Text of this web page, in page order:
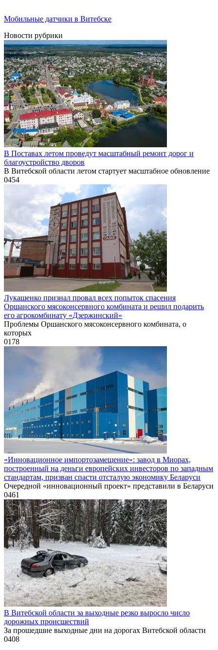
Мобильные датчики в Витебске
Новости рубрики
В Поставах летом проведут масштабный ремонт дорог и
благоустройство дворов
В Витебской области летом стартует масштабное обновление
0454
Лукашенко признал провал всех попыток спасения
Оршанского мясоконсервного комбината и решил подарить
его агрокомбинату «Дзержинский»
Проблемы Оршанского мясоконсервного комбината, о
которых
0178
«Инновационное импортозамещение»: завод в Миорах,
построенный на деньги европейских инвесторов по западным
стандартам, призван спасти отсталую экономику Беларуси
Очередной «инновационный проект» представили в Беларуси
0461
В Витебской области за выходные резко выросло число
дорожных происшествий
За прошедшие выходные дни на дорогах Витебской области
0408